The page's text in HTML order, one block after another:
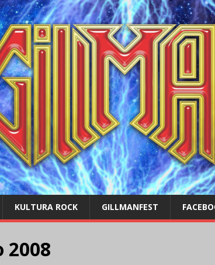
KULTURA ROCK GILLMANFEST
2008